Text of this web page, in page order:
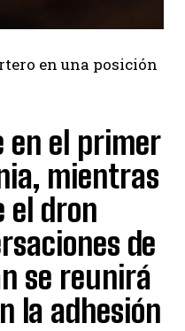
en una posición
en el primer
mientras
el dron
de
se reunirá
la adhesión